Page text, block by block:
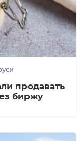
продавать
биржу